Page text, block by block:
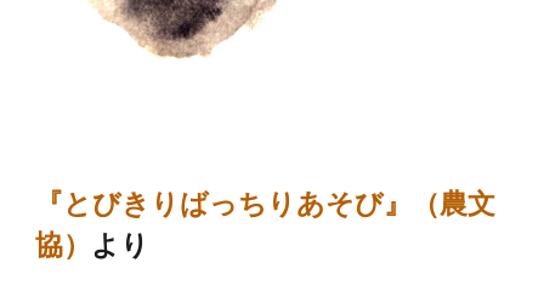
『とびきりばっちりあそび』（農文
協） より